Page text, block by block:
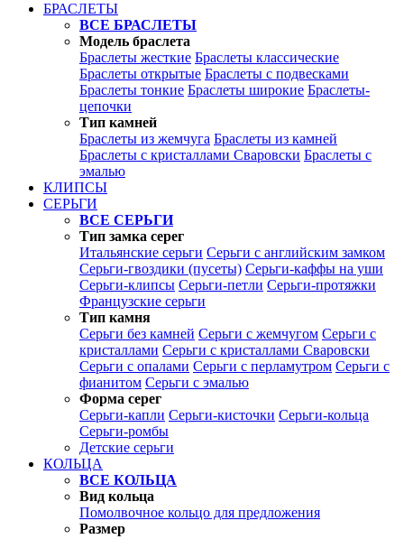
БРАСЛЕТЫ
ВСЕ БРАСЛЕТЫ
Модель браслета
Браслеты жесткие Браслеты классические
Браслеты открытые Браслеты с подвесками
Браслеты тонкие Браслеты широкие Браслеты-
цепочки
Тип камней
Браслеты из жемчуга Браслеты из камней
Браслеты с кристаллами Сваровски Браслеты с
эмалью
КЛИПСЫ
СЕРЬГИ
ВСЕ СЕРЬГИ
Тип замка серег
Итальянские серьги Серьги с английским замком
Серьги-гвоздики (пусеты) Серьги-каффы на уши
Серьги-клипсы Серьги-петли Серьги-протяжки
Французские серьги
Тип камня
Серьги без камней Серьги с жемчугом Серьги с
кристаллами Серьги с кристаллами Сваровски
Серьги с опалами Серьги с перламутром Серьги с
фианитом Серьги с эмалью
Форма серег
Серьги-капли Серьги-кисточки Серьги-кольца
Серьги-ромбы
Детские серьги
КОЛЬЦА
ВСЕ КОЛЬЦА
Вид кольца
Помолвочное кольцо для предложения
Размер